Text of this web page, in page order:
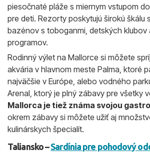
piesočnaté pláže s miernym vstupom
pre deti. Rezorty poskytujú širokú škálu
bazénov s toboganmi, detských klubov
programov.
Rodinný výlet na Mallorce si môžete
akvária v hlavnom meste Palma, ktoré
najväčšie v Európe, alebo vodného
Arenal, ktorý je plný zábavy pre všetky
Mallorca je tiež známa svojou
okrem zábavy si môžete užiť aj
kulinárskych špecialít.
Taliansko –Sardínia pre pohodový